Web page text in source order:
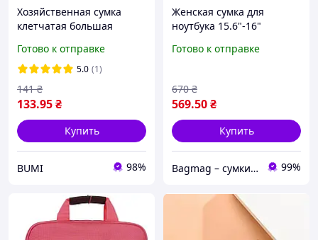
Хозяйственная сумка
клетчатая большая
сумка полипропиленовая
и полиэстер на молнии с
ручками 64х50х31см
Готово к отправке
5.0 (1)
133.95₴
141 ₴
Купить
BUMI 98%
Женская сумка для
ноутбука 15.6"-16"
цвете с защитным
Готово к отправке
569.50₴
670 ₴
Купить
Bagmag – сумки, чемоданы, рюкзаки и аксессуары для вашего стиля и путешествий 99%